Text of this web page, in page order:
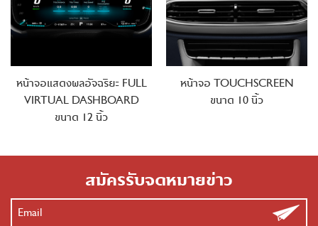
หน้าจอแสดงผลอัจฉริยะ FULL
VIRTUAL DASHBOARD
ขนาด 12 นิ้ว
หน้าจอ TOUCHSCREEN
ขนาด 10 นิ้ว
สมัครรับจดหมายข่าว